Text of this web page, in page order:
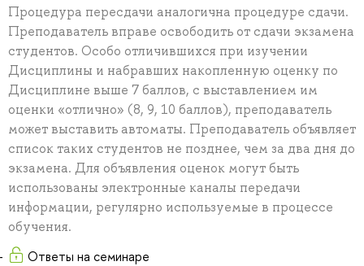
Процедура пересдачи аналогична процедуре сдачи.
Преподаватель вправе освободить от сдачи экзамена
студентов. Особо отличившихся при изучении
Дисциплины и набравших накопленную оценку по
Дисциплине выше 7 баллов, с выставлением им
оценки «отлично» (8, 9, 10 баллов), преподаватель
может выставить автоматы. Преподаватель объявляет
список таких студентов не позднее, чем за два дня до
экзамена. Для объявления оценок могут быть
использованы электронные каналы передачи
информации, регулярно используемые в процессе
обучения.
Ответы на семинаре